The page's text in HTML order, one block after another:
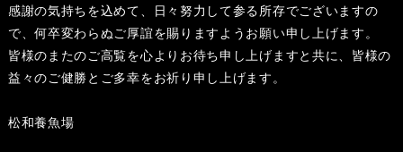
感謝の気持ちを込めて、日々努力して参る所存でございますの
で、何卒変わらぬご厚誼を賜りますようお願い申し上げます。
皆様のまたのご高覧を心よりお待ち申し上げますと共に、皆様の
益々のご健勝とご多幸をお祈り申し上げます。
松和養魚場